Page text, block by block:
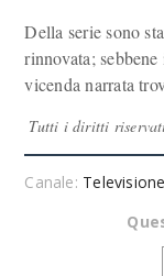
Della serie sono
rinnovata;
vicenda narrata
Tutti i diritti riservati
Canale: Televisione